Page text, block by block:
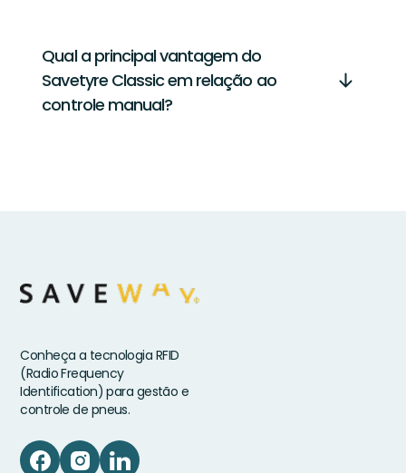
Qual a principal vantagem do
Savetyre Classic em relação ao
controle manual?
Conheça a tecnologia RFID
(Radio Frequency
Identification) para gestão e
controle de pneus.